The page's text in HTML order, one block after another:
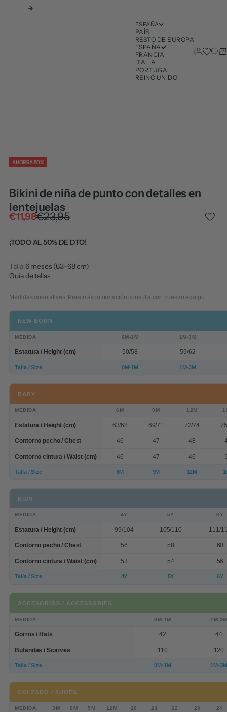
Siguiente
ESPAÑA
PAÍS
RESTO DE EUROPA
ESPAÑA
FRANCIA
ITALIA
PORTUGAL
REINO UNIDO
Iniciar
AHORRA 50%
Bikini de niña de punto con detalles en
lentejuelas
Precio de oferta
€11,98Precio normal
€23,95
¡TODO AL 50% DE DTO!
Talla:6 meses (63-68 cm)
Guía de tallas
Medidas orientativas. Para más información consulta con nuestro equipo.
NEW BORN
MEDIDA 0M-1M 1M-3M
Estatura / Height (cm) 50/58 59/62
Talla / Size 0M-1M 1M-3M
BABY
MEDIDA 6M 9M 12M
Estatura / Height (cm) 63/68 69/71 72/74
Contorno pecho / Chest 46 47 48
Contorno cintura / Waist (cm) 46 47 46
Talla / Size 6M 9M 12M
KIDS
MEDIDA 4Y 5Y 6Y
Estatura / Height (cm) 99/104 105/110 111/
Contorno pecho / Chest 56 58 60
Contorno cintura / Waist (cm) 53 54 56
Talla / Size 4Y 5Y 6Y
ACCESORIOS / ACCESSORIES
MEDIDA 0M-1M 1M-3M
Gorros / Hats 42 44
Bufandas / Scarves 110 120
Talla / Size 0M-1M 1M-3M
CALZADO / SHOES
MEDIDA 3M 6M 9M 12M 20 21 22 23 24